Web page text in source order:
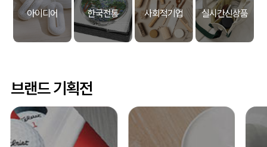
아이디어 한국전통 사회적기업 실시간신상품
브랜드 기획전